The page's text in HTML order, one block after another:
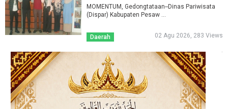
MOMENTUM, Gedongtataan--Dinas Pariwisata
(Dispar) Kabupaten Pesaw ...
Daerah 02 Agu 2026, 283 Views